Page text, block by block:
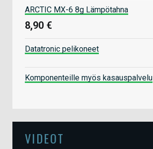
ARCTIC MX-6 8g Lämpötahna
8,90 €
Datatronic pelikoneet
Komponenteille myös kasauspalvelu
VIDEOT